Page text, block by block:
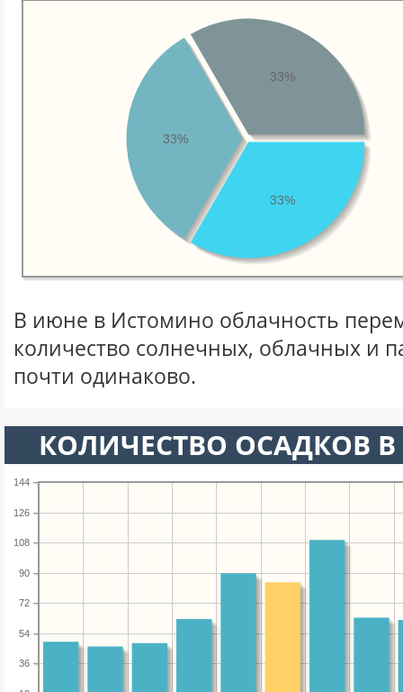
33%
33%
33%
В июне в Истомино облачность
количество солнечных, облачных и
почти одинаково.
КОЛИЧЕСТВО ОСАДКОВ
36
54
72
90
108
126
144